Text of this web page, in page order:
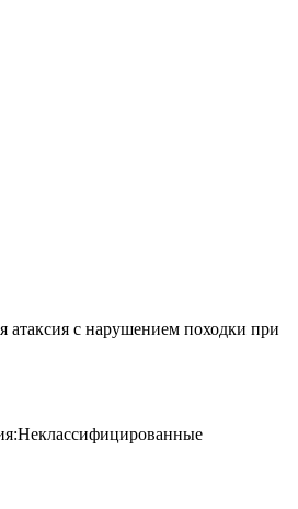
атаксия с нарушением походки при